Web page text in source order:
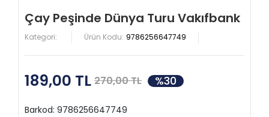
Çay Peşinde Dünya Turu Vakıfbank
Kategori: Ürün Kodu: 9786256647749
189,00 TL 270,00 TL %30
Barkod: 9786256647749